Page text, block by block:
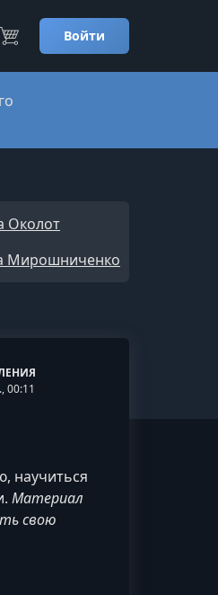
Войти
Околот
Мирошниченко
00:11
научиться
Материал
свою